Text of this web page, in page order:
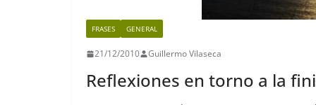
FRASES GENERAL
21/12/2010 Guillermo Vilaseca
Reflexiones en torno a la